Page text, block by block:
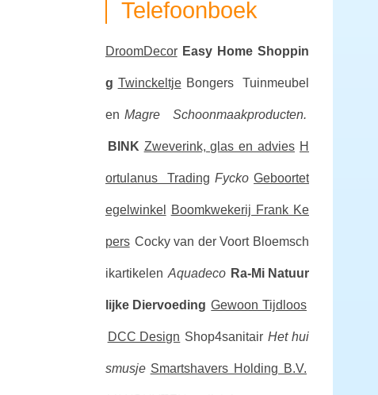
Telefoonboek
DroomDecor Easy Home Shoppin
g Twinckeltje Bongers Tuinmeubel
en Magre Schoonmaakproducten.
BINK Zweverink, glas en advies H
ortulanus Trading Fycko Geboortet
egelwinkel Boomkwekerij Frank Ke
pers Cocky van der Voort Bloemsch
ikartikelen Aquadeco Ra-Mi Natuur
lijke Diervoeding Gewoon Tijdloos
DCC Design Shop4sanitair Het hui
smusje Smartshavers Holding B.V.